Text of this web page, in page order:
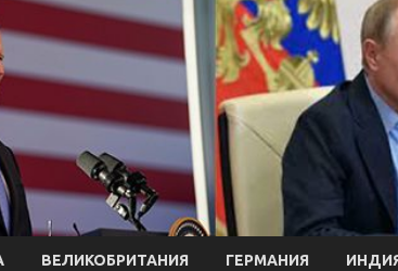
ВЕЛИКОБРИТАНИЯ ГЕРМАНИЯ